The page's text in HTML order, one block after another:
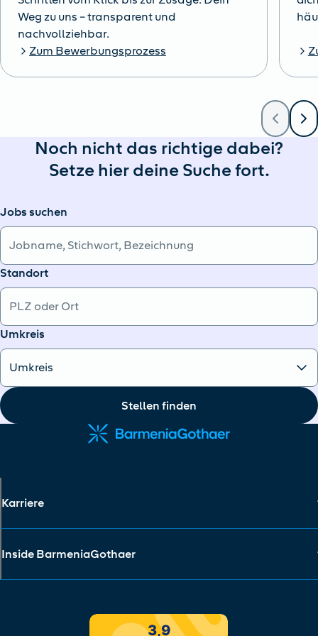
Weg zu uns – transparent und
nachvollziehbar.
Zum Bewerbungsprozess
Noch nicht das richtige dabei?
Setze hier deine Suche fort.
Jobs suchen
Standort
Umkreis
Stellen finden
Karriere
Inside BarmeniaGothaer